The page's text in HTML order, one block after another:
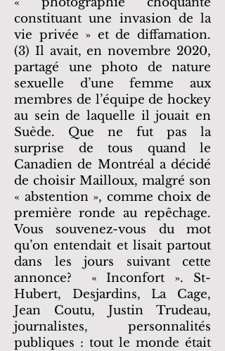
constituant une invasion de la
vie privée » et de diffamation.
(3) Il avait, en novembre 2020,
partagé une photo de nature
sexuelle d’une femme aux
membres de l’équipe de hockey
au sein de laquelle il jouait en
Suède. Que ne fut pas la
surprise de tous quand le
Canadien de Montréal a décidé
de choisir Mailloux, malgré son
« abstention », comme choix de
première ronde au repêchage.
Vous souvenez-vous du mot
qu’on entendait et lisait partout
dans les jours suivant cette
annonce? « Inconfort ». St-
Hubert, Desjardins, La Cage,
Jean Coutu, Justin Trudeau,
journalistes, personnalités
publiques : tout le monde était